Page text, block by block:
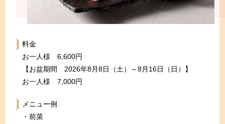
料金
お一人様 6,600円
【お盆期間 2026年8月8日（土）～8月16日（日）】
お一人様 7,000円
メニュー例
・前菜